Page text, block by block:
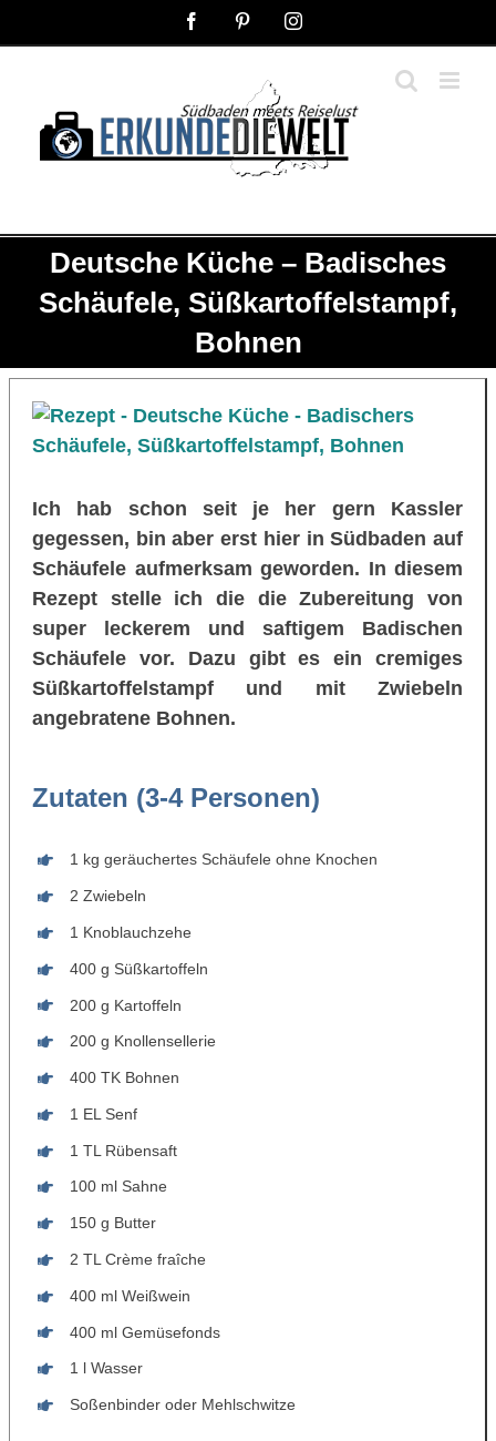
Inhalt
FacebookPinterestInstagram
Deutsche Küche – Badisches
Schäufele, Süßkartoffelstampf,
Bohnen
Ich hab schon seit je her gern Kassler
gegessen, bin aber erst hier in Südbaden auf
Schäufele aufmerksam geworden. In diesem
Rezept stelle ich die die Zubereitung von
super leckerem und saftigem Badischen
Schäufele vor. Dazu gibt es ein cremiges
Süßkartoffelstampf und mit Zwiebeln
angebratene Bohnen.
Zutaten (3-4 Personen)
1 kg geräuchertes Schäufele ohne Knochen
2 Zwiebeln
1 Knoblauchzehe
400 g Süßkartoffeln
200 g Kartoffeln
200 g Knollensellerie
400 TK Bohnen
1 EL Senf
1 TL Rübensaft
100 ml Sahne
150 g Butter
2 TL Crème fraîche
400 ml Weißwein
400 ml Gemüsefonds
1 l Wasser
Soßenbinder oder Mehlschwitze